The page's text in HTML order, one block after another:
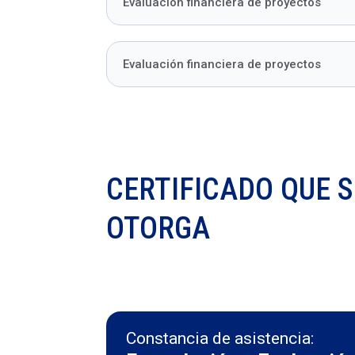
Evaluación financiera de proyectos
CERTIFICADO QUE
OTORGA
Constancia de asistencia: